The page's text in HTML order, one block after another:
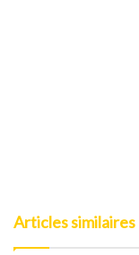
Articles similaires